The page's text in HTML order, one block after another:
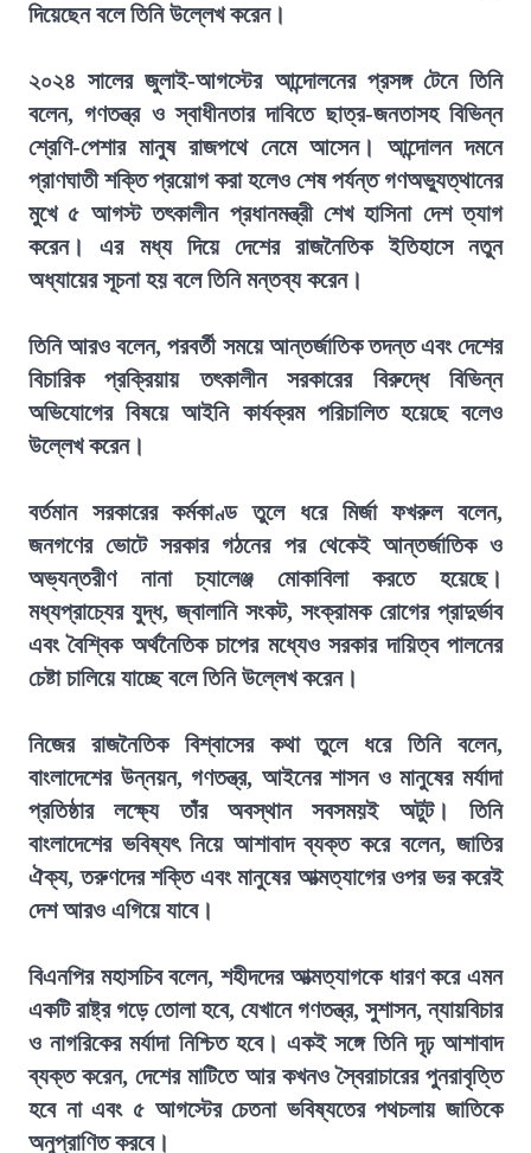
দিয়েছেন বলে তিনি উল্লেখ করেন।
২০২৪ সালের জুলাই-আগস্টের আন্দোলনের প্রসঙ্গ টেনে তিনি
বলেন, গণতন্ত্র ও স্বাধীনতার দাবিতে ছাত্র-জনতাসহ বিভিন্ন
শ্রেণি-পেশার মানুষ রাজপথে নেমে আসেন। আন্দোলন দমনে
প্রাণঘাতী শক্তি প্রয়োগ করা হলেও শেষ পর্যন্ত গণঅভ্যুত্থানের
মুখে ৫ আগস্ট তৎকালীন প্রধানমন্ত্রী শেখ হাসিনা দেশ ত্যাগ
করেন। এর মধ্য দিয়ে দেশের রাজনৈতিক ইতিহাসে নতুন
অধ্যায়ের সূচনা হয় বলে তিনি মন্তব্য করেন।
তিনি আরও বলেন, পরবর্তী সময়ে আন্তর্জাতিক তদন্ত এবং দেশের
বিচারিক প্রক্রিয়ায় তৎকালীন সরকারের বিরুদ্ধে বিভিন্ন
অভিযোগের বিষয়ে আইনি কার্যক্রম পরিচালিত হয়েছে বলেও
উল্লেখ করেন।
বর্তমান সরকারের কর্মকাণ্ড তুলে ধরে মির্জা ফখরুল বলেন,
জনগণের ভোটে সরকার গঠনের পর থেকেই আন্তর্জাতিক ও
অভ্যন্তরীণ নানা চ্যালেঞ্জ মোকাবিলা করতে হয়েছে।
মধ্যপ্রাচ্যের যুদ্ধ, জ্বালানি সংকট, সংক্রামক রোগের প্রাদুর্ভাব
এবং বৈশ্বিক অর্থনৈতিক চাপের মধ্যেও সরকার দায়িত্ব পালনের
চেষ্টা চালিয়ে যাচ্ছে বলে তিনি উল্লেখ করেন।
নিজের রাজনৈতিক বিশ্বাসের কথা তুলে ধরে তিনি বলেন,
বাংলাদেশের উন্নয়ন, গণতন্ত্র, আইনের শাসন ও মানুষের মর্যাদা
প্রতিষ্ঠার লক্ষ্যে তাঁর অবস্থান সবসময়ই অটুট। তিনি
বাংলাদেশের ভবিষ্যৎ নিয়ে আশাবাদ ব্যক্ত করে বলেন, জাতির
ঐক্য, তরুণদের শক্তি এবং মানুষের আত্মত্যাগের ওপর ভর করেই
দেশ আরও এগিয়ে যাবে।
বিএনপির মহাসচিব বলেন, শহীদদের আত্মত্যাগকে ধারণ করে এমন
একটি রাষ্ট্র গড়ে তোলা হবে, যেখানে গণতন্ত্র, সুশাসন, ন্যায়বিচার
ও নাগরিকের মর্যাদা নিশ্চিত হবে। একই সঙ্গে তিনি দৃঢ় আশাবাদ
ব্যক্ত করেন, দেশের মাটিতে আর কখনও স্বৈরাচারের পুনরাবৃত্তি
হবে না এবং ৫ আগস্টের চেতনা ভবিষ্যতের পথচলায় জাতিকে
অনুপ্রাণিত করবে।